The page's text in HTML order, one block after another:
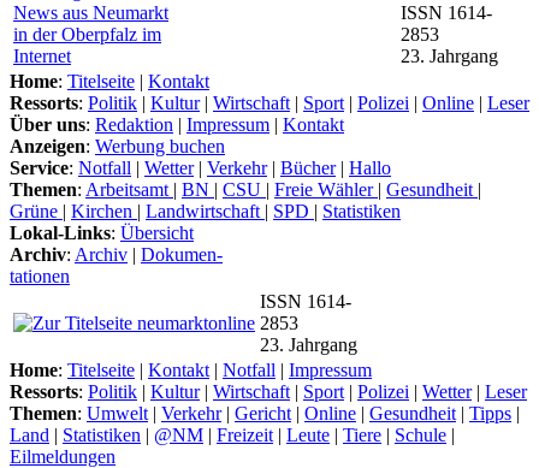
ISSN 1614-
2853
23. Jahrgang
Home: Titelseite | Kontakt
Ressorts: Politik | Kultur| Wirtschaft | Sport | Polizei | Online | Leser
Über uns: Redaktion | Impressum | Kontakt
Anzeigen: Werbung buchen
Service: Notfall | Wetter| Verkehr| Bücher| Hallo
Themen: Arbeitsamt | BN | CSU | Freie Wähler | Gesundheit |
Grüne | Kirchen | Landwirtschaft | SPD | Statistiken
Lokal-Links: Übersicht
Archiv: Archiv | Dokumen-
tationen
ISSN 1614-
2853
23. Jahrgang
Home: Titelseite | Kontakt | Notfall | Impressum
Ressorts: Politik | Kultur| Wirtschaft | Sport | Polizei | Wetter| Leser
Themen: Umwelt | Verkehr| Gericht | Online | Gesundheit | Tipps |
Land | Statistiken | @NM | Freizeit | Leute | Tiere | Schule |
Eilmeldungen